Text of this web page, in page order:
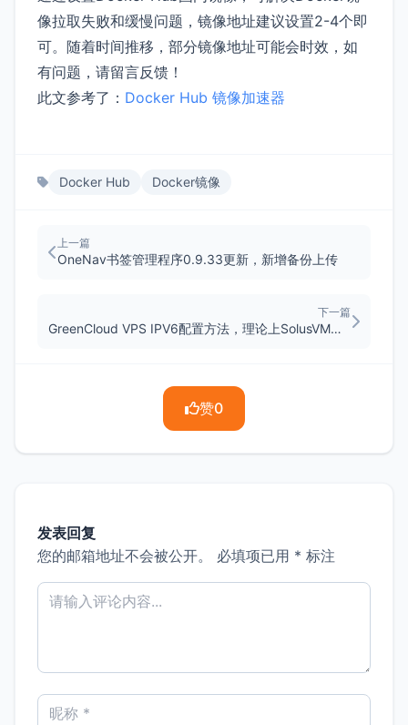
像拉取失败和缓慢问题，镜像地址建议设置2-4个即
可。随着时间推移，部分镜像地址可能会时效，如
有问题，请留言反馈！
此文参考了： Docker Hub 镜像加速器
Docker Hub Docker镜像
上一篇
OneNav书签管理程序0.9.33更新，新增备份上传
下一篇
GreenCloud VPS IPV6配置方法，理论上SolusVM面板通用
赞0
发表回复
您的邮箱地址不会被公开。
必填项已用 * 标注